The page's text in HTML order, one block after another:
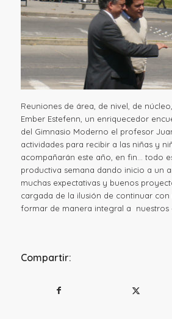
Reuniones de área, de nivel, de
Ember Estefenn, un enriquecedor
del Gimnasio Moderno el profesor
actividades para recibir a las niñas y
acompañarán este año, en fin… todo
productiva semana dando inicio a un
muchas expectativas y buenos
cargada de la ilusión de continuar
formar de manera integral a nuestros
Compartir: